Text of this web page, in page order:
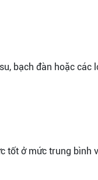
bạch đàn hoặc các
tốt ở mức trung bình